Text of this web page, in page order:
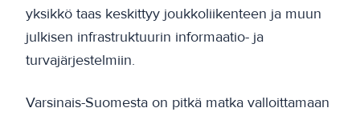
yksikkö taas keskittyy joukkoliikenteen ja muun
julkisen infrastruktuurin informaatio- ja
turvajärjestelmiin.
Varsinais-Suomesta on pitkä matka valloittamaan